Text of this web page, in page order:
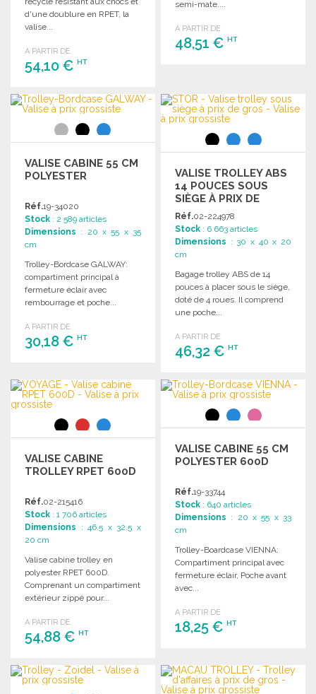
d'une doublure en RPET, la
valise...
A PARTIR DE
54,10 € HT
COMMANDER
Demander un devis
semi-mate....
A PARTIR DE
48,51 €HT
Demander un devis
VALISE CABINE 55 CM
POLYESTER
Réf.19-34020
Stock : 2 589 articles
Dimensions : 20 x 55 x 35
cm
Trolley-Bordcase GALWAY:
compartiment principal à
fermeture éclair avec
rembourrage et poche...
A PARTIR DE
30,18 € HT
Demander un devis
VALISE TROLLEY ABS
14 POUCES SOUS
SIÈGE À PRIX DE
GROS
Réf.02-224978
Stock : 6 663 articles
Dimensions : 30 x 40 x 20
cm
Bagage trolley ABS de 14
pouces à placer sous le siège,
doté de 4 roues. Il comprend
une poche...
A PARTIR DE
46,32 €HT
COMMANDER
Demander un devis
VALISE CABINE
TROLLEY RPET 600D
Réf.02-215416
Stock : 1 706 articles
Dimensions : 46.5 x 32.5 x
20 cm
Valise cabine trolley en
polyester RPET 600D.
Comprenant un compartiment
extérieur zippé pour...
A PARTIR DE
54,88 € HT
COMMANDER
Demander un devis
VALISE CABINE 55 CM
POLYESTER 600D
Réf.19-33744
Stock : 640 articles
Dimensions : 20 x 55 x 33
cm
Trolley-Boardcase VIENNA:
Compartiment principal avec
fermeture éclair, Poche avant
avec...
A PARTIR DE
18,25 €HT
Demander un devis